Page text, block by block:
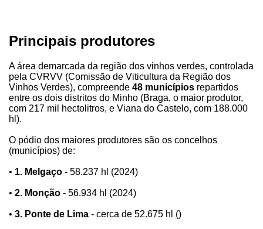
Principais produtores
A área demarcada da região dos vinhos verdes, controlada
pela CVRVV (Comissão de Viticultura da Região dos
Vinhos Verdes), compreende 48 municípios repartidos
entre os dois distritos do Minho (Braga, o maior produtor,
com 217 mil hectolitros, e Viana do Castelo, com 188.000
hl).
O pódio dos maiores produtores são os concelhos
(municípios) de:
• 1. Melgaço - 58.237 hl (2024)
• 2. Monção - 56.934 hl (2024)
• 3. Ponte de Lima - cerca de 52.675 hl ()